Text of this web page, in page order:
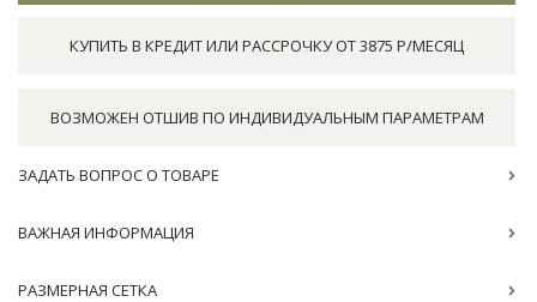
КУПИТЬ В КРЕДИТ ИЛИ РАССРОЧКУ ОТ 3875 Р/МЕСЯЦ
ВОЗМОЖЕН ОТШИВ ПО ИНДИВИДУАЛЬНЫМ ПАРАМЕТРАМ
ЗАДАТЬ ВОПРОС О ТОВАРЕ
ВАЖНАЯ ИНФОРМАЦИЯ
РАЗМЕРНАЯ СЕТКА